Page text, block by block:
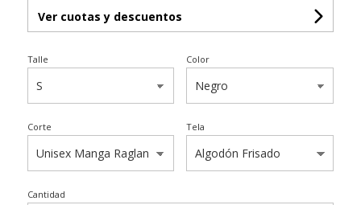
Ver cuotas y descuentos
Talle Color
Corte Tela
Cantidad